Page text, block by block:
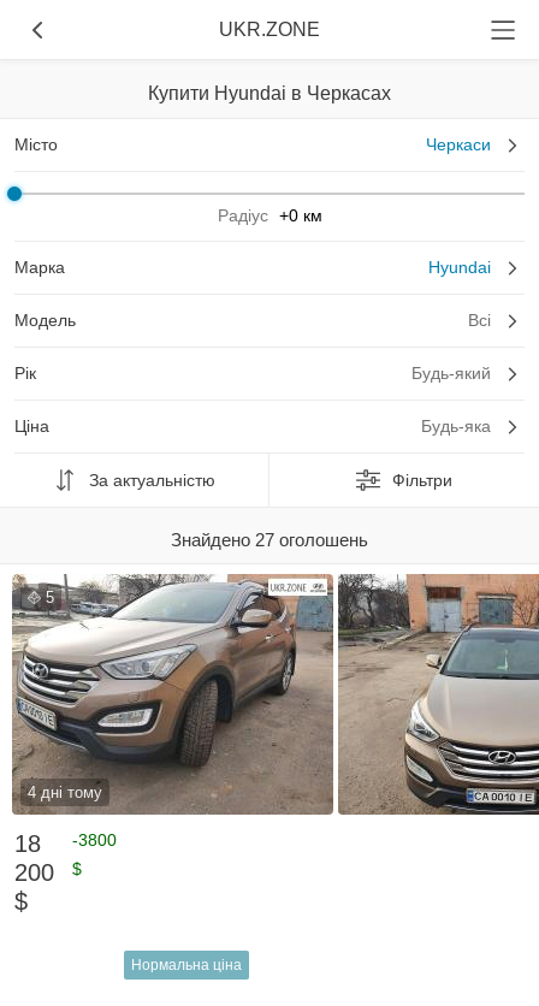
UKR.ZONE
Купити Hyundai в Черкасах
Місто Черкаси
Радіус +0 км
Марка Hyundai
Модель Всі
Рік Будь-який
Ціна Будь-яка
За актуальністю Фільтри
Знайдено 27 оголошень
5
4 дні тому
18
200
$
-3800
$
Нормальна ціна